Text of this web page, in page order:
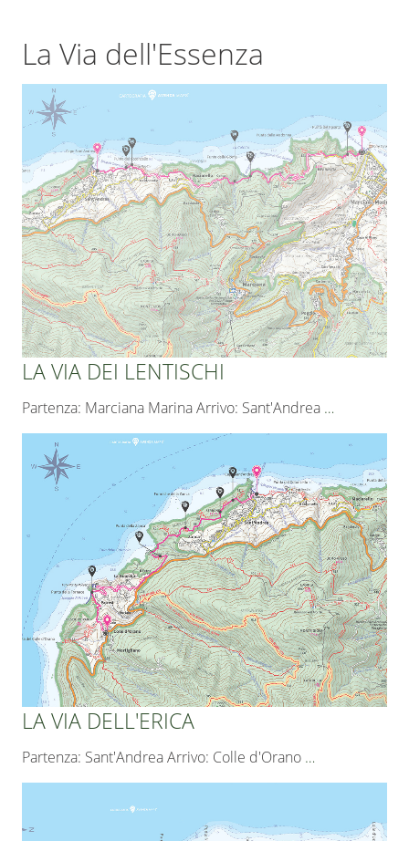
La Via dell'Essenza
LA VIA DEI LENTISCHI
Partenza: Marciana Marina Arrivo: Sant'Andrea …
LA VIA DELL'ERICA
Partenza: Sant'Andrea Arrivo: Colle d'Orano …